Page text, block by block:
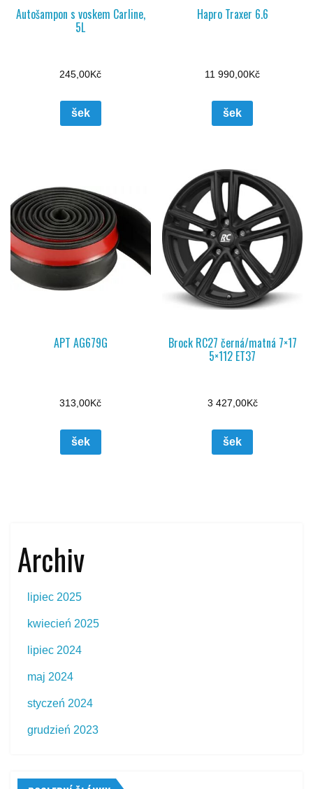
Autošampon s voskem Carline,
5L
245,00Kč
šek
Hapro Traxer 6.6
11 990,00Kč
šek
APT AG679G
313,00Kč
šek
Brock RC27 černá/matná 7×17
5×112 ET37
3 427,00Kč
šek
Archiv
lipiec 2025
kwiecień 2025
lipiec 2024
maj 2024
styczeń 2024
grudzień 2023